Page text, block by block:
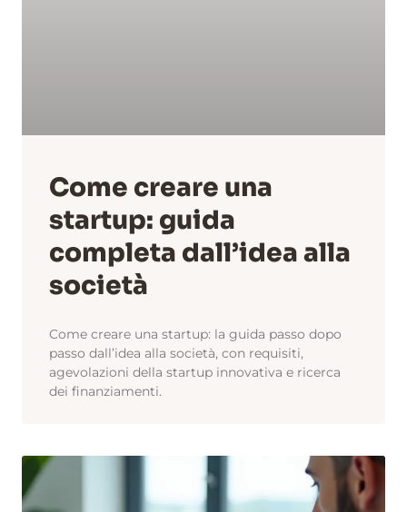
Come creare una
startup: guida
completa dall’idea alla
società
Come creare una startup: la guida passo dopo
passo dall’idea alla società, con requisiti,
agevolazioni della startup innovativa e ricerca
dei finanziamenti.